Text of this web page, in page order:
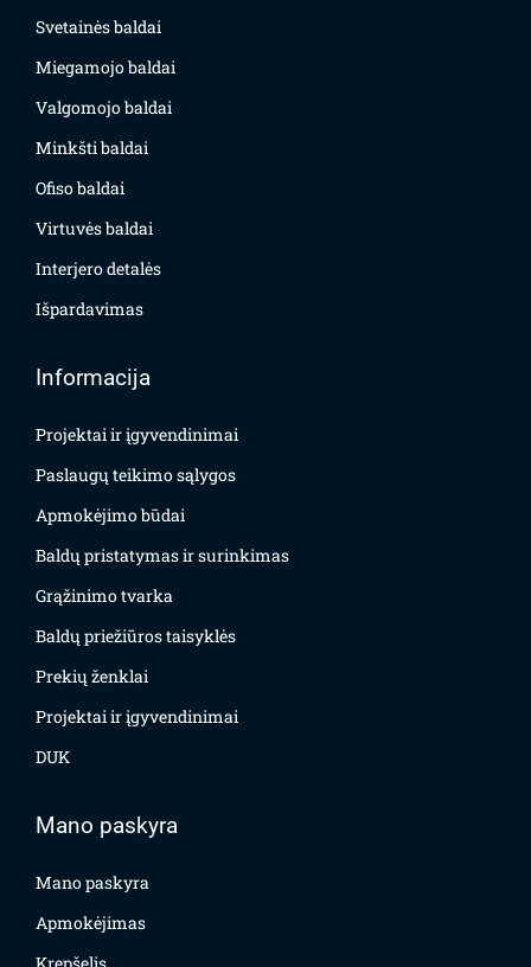
Svetainės baldai
Miegamojo baldai
Valgomojo baldai
Minkšti baldai
Ofiso baldai
Virtuvės baldai
Interjero detalės
Išpardavimas
Informacija
Projektai ir įgyvendinimai
Paslaugų teikimo sąlygos
Apmokėjimo būdai
Baldų pristatymas ir surinkimas
Grąžinimo tvarka
Baldų priežiūros taisyklės
Prekių ženklai
Projektai ir įgyvendinimai
DUK
Mano paskyra
Mano paskyra
Apmokėjimas